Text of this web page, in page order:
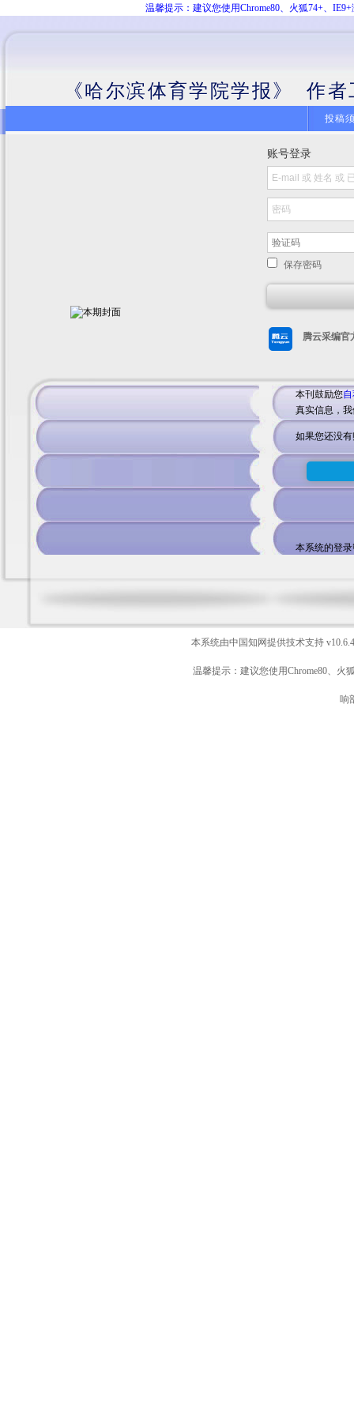
温馨提示：建议您使用Chrome80、火狐74+、
《哈尔滨体育学院学报》 作
投稿
账号登录
保存密码
腾云采编官
本刊鼓励您
真实信息，
如果您还没
本系统的登
本系统由中国知网提供技术支持
温馨提示：建议您使用Chrome80、火
响